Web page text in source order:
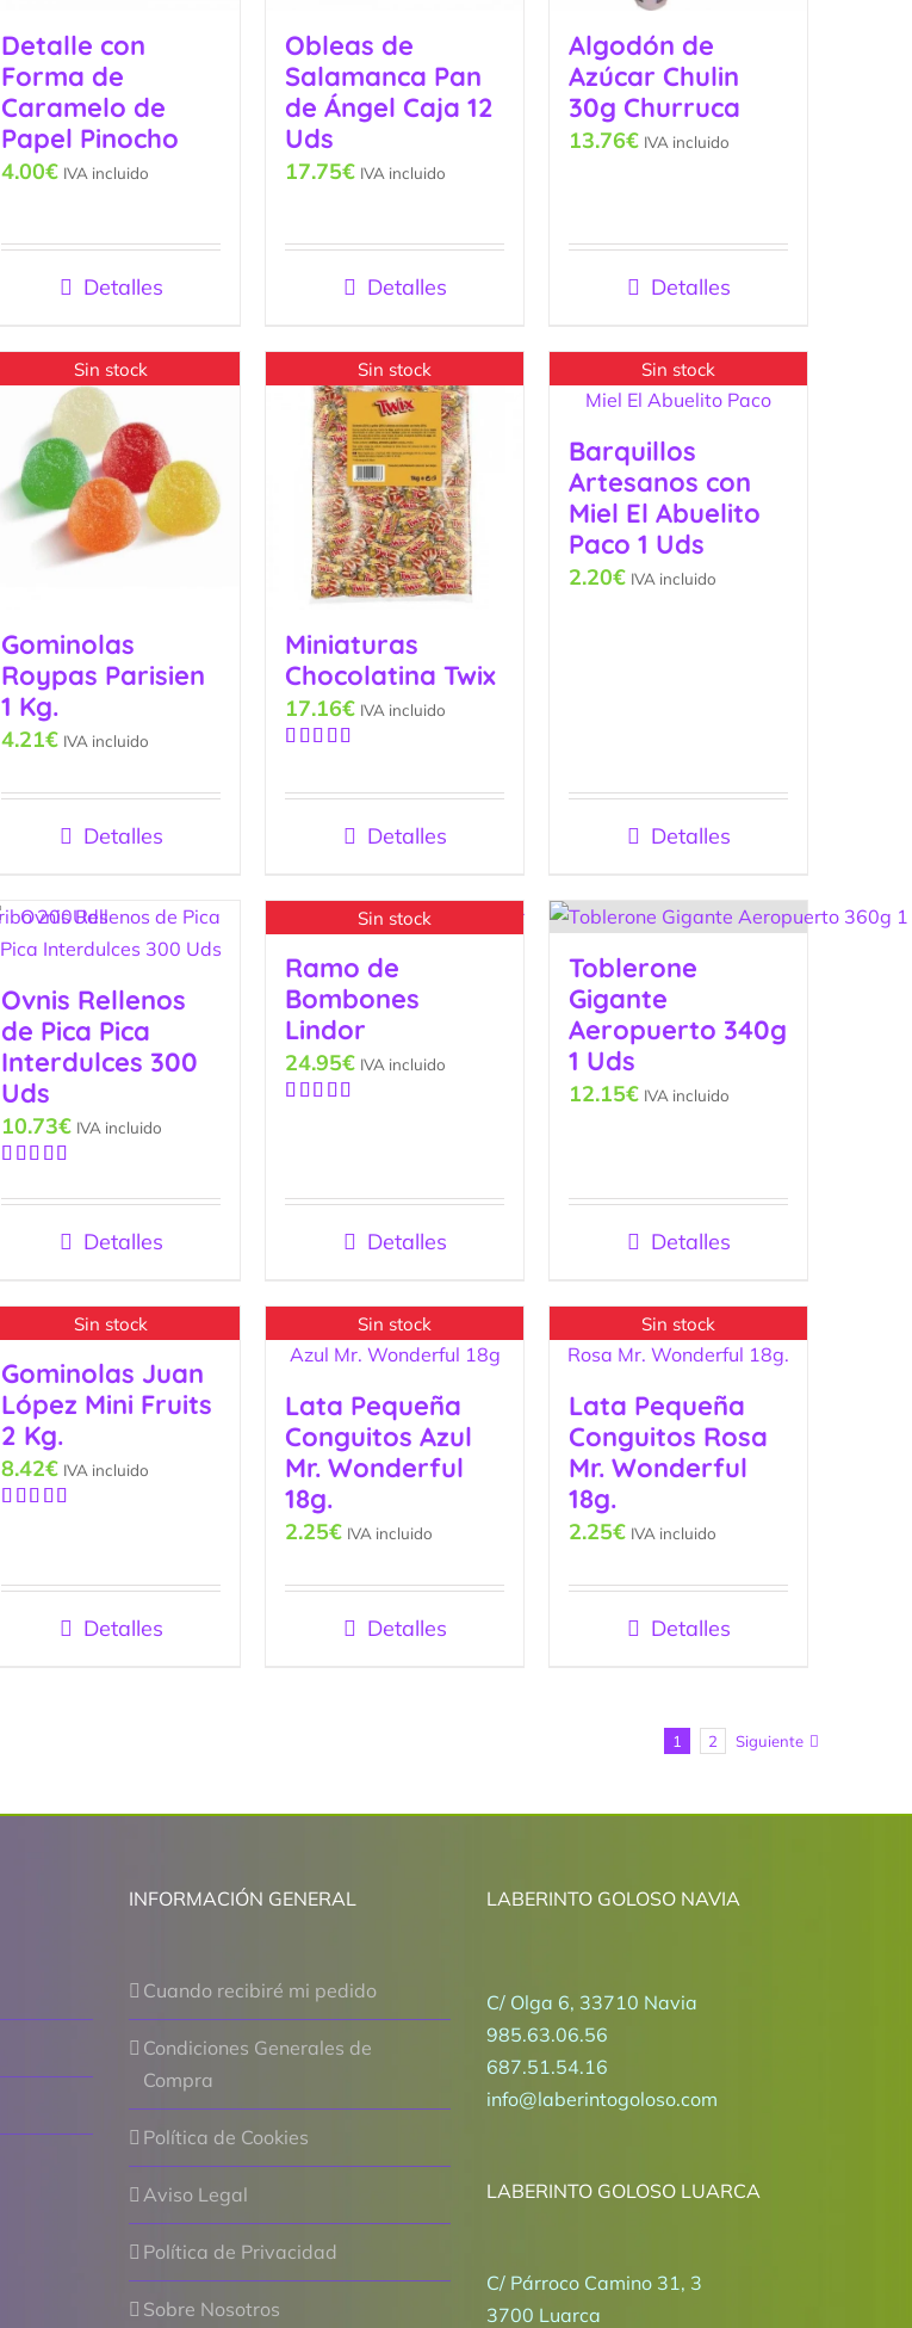
Detalle con
Forma de
Caramelo de
Papel Pinocho
4.00€ IVA incluido
Detalles
Obleas de
Salamanca Pan
de Ángel Caja 12
Uds
17.75€ IVA incluido
Detalles
Algodón de
Azúcar Chulin
30g Churruca
13.76€ IVA incluido
Detalles
Sin stock
Gominolas
Roypas Parisien
1 Kg.
4.21€ IVA incluido
Detalles
Sin stock
Miniaturas
Chocolatina Twix
5
17.16€ IVA incluido
Detalles
Sin stock
Barquillos
Artesanos con
Miel El Abuelito
Paco 1 Uds
2.20€ IVA incluido
Detalles
Ovnis Rellenos
de Pica Pica
Interdulces 300
Uds
con5.00de
10.73€ IVA incluido
Detalles
Sin stock
Ramo de
Bombones
Lindor
24.95€ IVA incluido
Detalles
Toblerone
Gigante
Aeropuerto 340g
1 Uds
12.15€ IVA incluido
Detalles
Sin stock
Gominolas Juan
López Mini Fruits
2 Kg.
8.42€ IVA incluido
Detalles
Sin stock
Lata Pequeña
Conguitos Azul
Mr. Wonderful
18g.
2.25€ IVA incluido
Detalles
Sin stock
Lata Pequeña
Conguitos Rosa
Mr. Wonderful
18g.
2.25€ IVA incluido
Detalles
1 2 Siguiente
INFORMACIÓN GENERAL
Cuando recibiré mi pedido
Condiciones Generales de
Compra
Política de Cookies
Aviso Legal
Política de Privacidad
Sobre Nosotros
LABERINTO GOLOSO NAVIA
C/ Olga 6, 33710 Navia
985.63.06.56
687.51.54.16
info@laberintogoloso.com
LABERINTO GOLOSO LUARCA
C/ Párroco Camino 31, 3
3700 Luarca